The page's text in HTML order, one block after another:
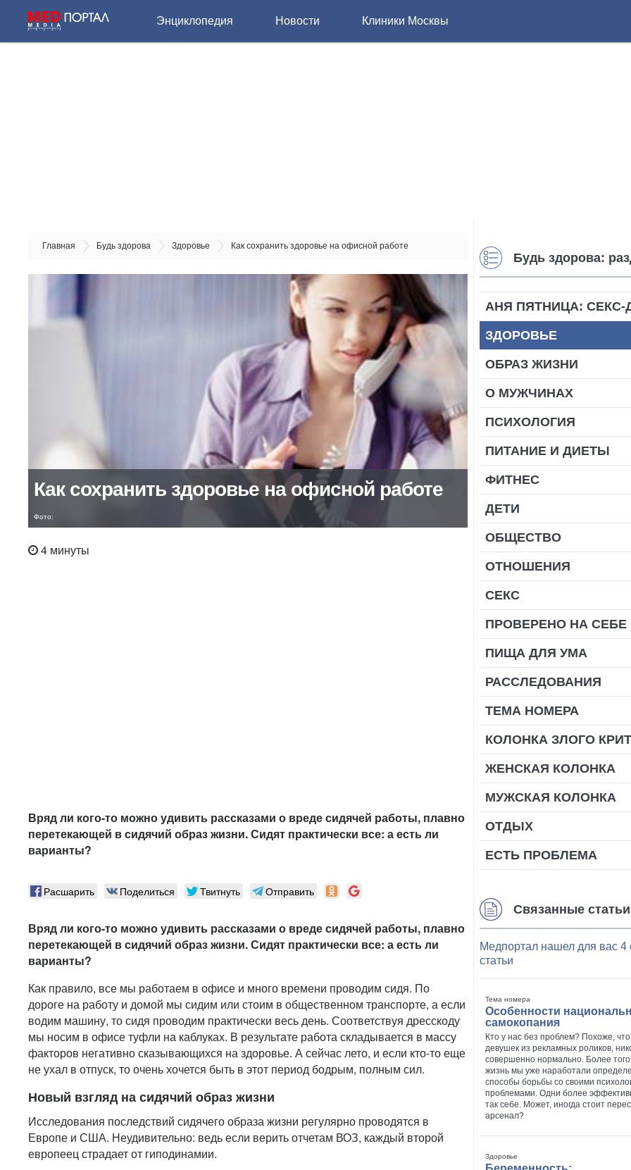
Энциклопедия Новости Клиники Москвы
Главная Будь здорова Здоровье Как сохранить здоровье на офисной работе
Как сохранить здоровье на офисной работе
Фото:
4 минуты
Вряд ли кого-то можно удивить рассказами о вреде сидячей работы, плавно
перетекающей в сидячий образ жизни. Сидят практически все: а есть ли
варианты?
Расшарить Поделиться Твитнуть Отправить
Вряд ли кого-то можно удивить рассказами о вреде сидячей работы, плавно
перетекающей в сидячий образ жизни. Сидят практически все: а есть ли
варианты?
Как правило, все мы работаем в офисе и много времени проводим сидя. По
дороге на работу и домой мы сидим или стоим в общественном транспорте, а если
водим машину, то сидя проводим практически весь день. Соответствуя дресскоду
мы носим в офисе туфли на каблуках. В результате работа складывается в массу
факторов негативно сказывающихся на здоровье. А сейчас лето, и если кто-то еще
не ухал в отпуск, то очень хочется быть в этот период бодрым, полным сил.
Новый взгляд на сидячий образ жизни
Исследования последствий сидячего образа жизни регулярно проводятся в
Европе и США. Неудивительно: ведь если верить отчетам ВОЗ, каждый второй
европеец страдает от гиподинамии.
Будь здорова:
АНЯ ПЯТНИЦА: СЕКС-
ЗДОРОВЬЕ
ОБРАЗ ЖИЗНИ
О МУЖЧИНАХ
ПСИХОЛОГИЯ
ПИТАНИЕ И ДИЕТЫ
ФИТНЕС
ДЕТИ
ОБЩЕСТВО
ОТНОШЕНИЯ
СЕКС
ПРОВЕРЕНО НА СЕБЕ
ПИЩА ДЛЯ УМА
РАССЛЕДОВАНИЯ
ТЕМА НОМЕРА
КОЛОНКА ЗЛОГО
ЖЕНСКАЯ КОЛОНКА
МУЖСКАЯ КОЛОНКА
ОТДЫХ
ЕСТЬ ПРОБЛЕМА
Связанные статьи
Медпортал нашел для вас 4
статьи
Тема номера
Особенности
самокопания
Кто у нас без проблем? Похоже,
девушек из рекламных роликов,
совершенно нормально. Более
жизнь мы уже наработали
способы борьбы со своими
проблемами. Одни более
так себе. Может, иногда стоит
арсенал?
Здоровье